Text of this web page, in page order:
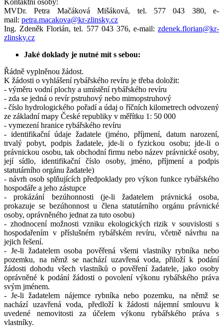
MVDr. Petra Mačáková Mišáková, tel. 577 043 380, e-
mail: petra.macakova@kr-zlinsky.cz
Ing. Zdeněk Florián, tel. 577 043 376, e-mail: zdenek.florian@kr-
zlinsky.cz
Jaké doklady je nutné mít s sebou:
Řádně vyplněnou žádost.
K žádosti o vyhlášení rybářského revíru je třeba doložit:
- výměru vodní plochy a umístění rybářského revíru
- zda se jedná o revír pstruhový nebo mimopstruhový
- číslo hydrologického pořadí a údaj o říčních kilometrech odvozený
ze základní mapy České republiky v měřítku 1: 50 000
- vymezení hranice rybářského revíru
- identifikační údaje žadatele (jméno, příjmení, datum narození,
trvalý pobyt, podpis žadatele, jde-li o fyzickou osobu; jde-li o
právnickou osobu, tak obchodní firmu nebo název právnické osoby,
její sídlo, identifikační číslo osoby, jméno, příjmení a podpis
statutárního orgánu žadatele)
- návrh osob splňujících předpoklady pro výkon funkce rybářského
hospodáře a jeho zástupce
- prokázání bezúhonnosti (je-li žadatelem právnická osoba,
prokazuje se bezúhonnost u člena statutárního orgánu právnické
osoby, oprávněného jednat za tuto osobu)
- zhodnocení možnosti vzniku ekologických rizik v souvislosti s
hospodařením v příslušném rybářském revíru, včetně návrhu na
jejich řešení.
- Je-li žadatelem osoba pověřená všemi vlastníky rybníka nebo
pozemku, na němž se nachází uzavřená voda, přiloží k podání
žádosti dohodu všech vlastníků o pověření žadatele, jako osoby
oprávněné k podání žádosti o povolení výkonu rybářského práva
svým jménem.
- Je-li žadatelem nájemce rybníka nebo pozemku, na němž se
nachází uzavřená voda, předloží k žádosti nájemní smlouvu k
uvedené nemovitosti za účelem výkonu rybářského práva s
vlastníky.